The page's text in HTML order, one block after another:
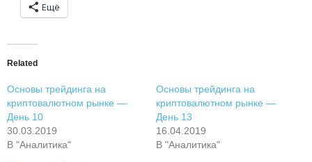
Ещё
Related
Основы трейдинга на
криптовалютном рынке —
День 10
30.03.2019
В "Аналитика"
Основы трейдинга на
криптовалютном рынке —
День 13
16.04.2019
В "Аналитика"